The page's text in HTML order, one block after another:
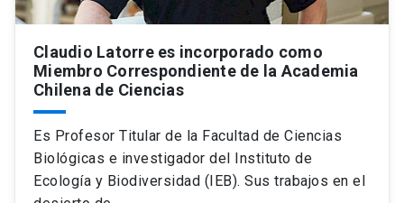
Claudio Latorre es incorporado como
Miembro Correspondiente de la Academia
Chilena de Ciencias
Es Profesor Titular de la Facultad de Ciencias
Biológicas e investigador del Instituto de
Ecología y Biodiversidad (IEB). Sus trabajos en el